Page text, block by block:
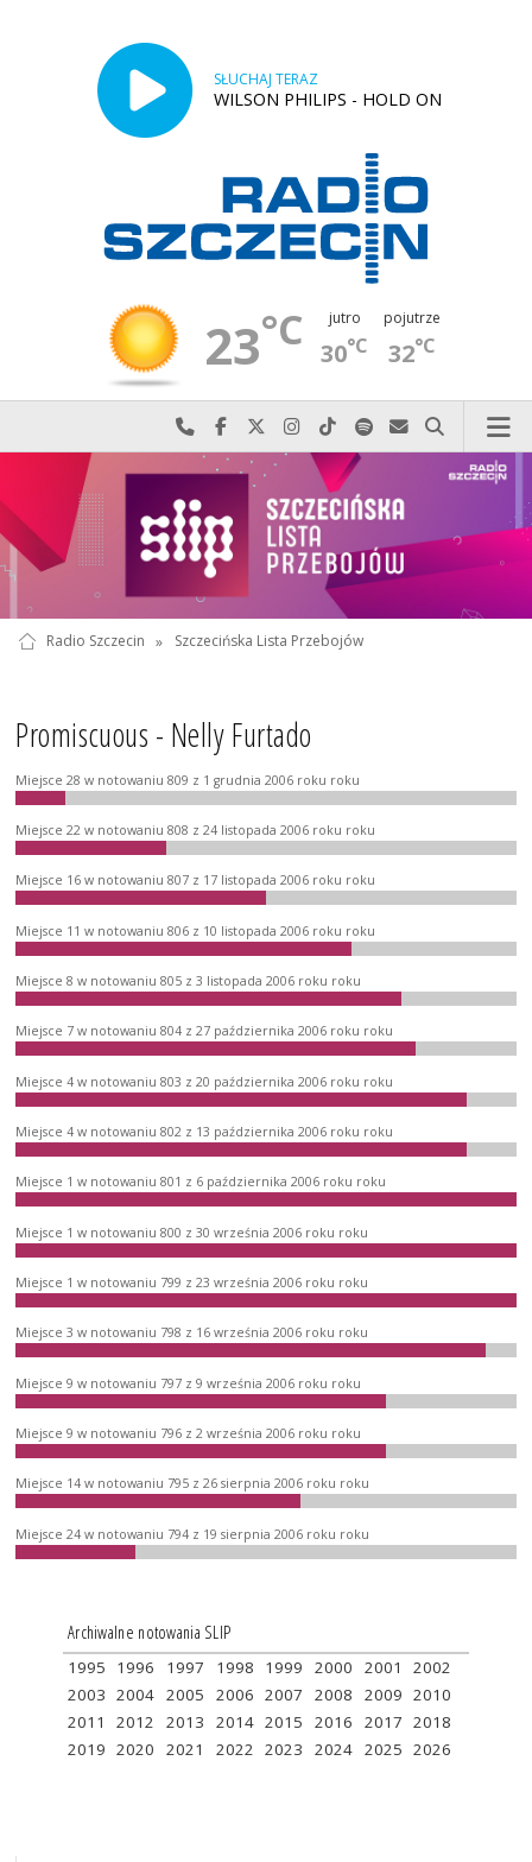
SŁUCHAJ TERAZ
WILSON PHILIPS - HOLD ON
23°C jutro
30°C
pojutrze
32°C
Najlepiej po prostu do nas zadzwoń
Odwiedź nas na Facebook-u
Odwiedź nas na X
Odwiedź nas na Instagram-ie
Odwiedź nas na TikTok-u
Szukaj nas na Spotify
Wyślij do nas
Szukaj
Radio Szczecin » Szczecińska Lista Przebojów
Promiscuous - Nelly Furtado
Miejsce 28 w notowaniu 809 z 1 grudnia 2006 roku roku
Miejsce 22 w notowaniu 808 z 24 listopada 2006 roku roku
Miejsce 16 w notowaniu 807 z 17 listopada 2006 roku roku
Miejsce 11 w notowaniu 806 z 10 listopada 2006 roku roku
Miejsce 8 w notowaniu 805 z 3 listopada 2006 roku roku
Miejsce 7 w notowaniu 804 z 27 października 2006 roku roku
Miejsce 4 w notowaniu 803 z 20 października 2006 roku roku
Miejsce 4 w notowaniu 802 z 13 października 2006 roku roku
Miejsce 1 w notowaniu 801 z 6 października 2006 roku roku
Miejsce 1 w notowaniu 800 z 30 września 2006 roku roku
Miejsce 1 w notowaniu 799 z 23 września 2006 roku roku
Miejsce 3 w notowaniu 798 z 16 września 2006 roku roku
Miejsce 9 w notowaniu 797 z 9 września 2006 roku roku
Miejsce 9 w notowaniu 796 z 2 września 2006 roku roku
Miejsce 14 w notowaniu 795 z 26 sierpnia 2006 roku roku
Miejsce 24 w notowaniu 794 z 19 sierpnia 2006 roku roku
Archiwalne notowania SLIP
1995 1996 1997 1998 1999 2000 2001
2002
2003 2004 2005 2006 2007 2008 2009 2010
2011
2012 2013 2014 2015 2016 2017 2018
2019 2020 2021 2022 2023 2024 2025 2026